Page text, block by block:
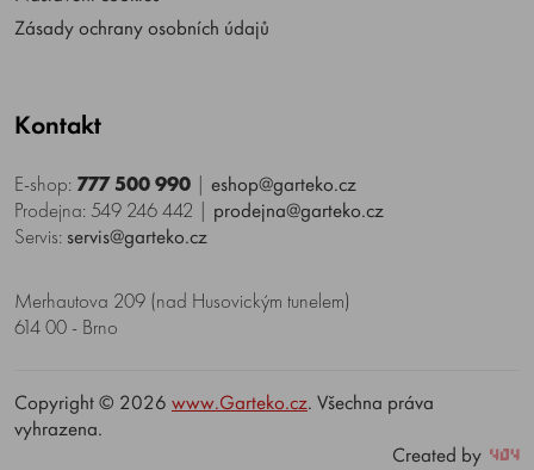
Zásady ochrany osobních údajů
Kontakt
E-shop: 777 500 990 | eshop@garteko.cz
Prodejna: 549 246 442 | prodejna@garteko.cz
Servis: servis@garteko.cz
Merhautova 209 (nad Husovickým tunelem)
614 00 - Brno
Copyright © 2026 www.Garteko.cz. Všechna práva
vyhrazena.
Created by